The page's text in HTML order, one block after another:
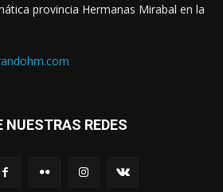
provincia Hermanas Mirabal en la
NUESTRAS REDES